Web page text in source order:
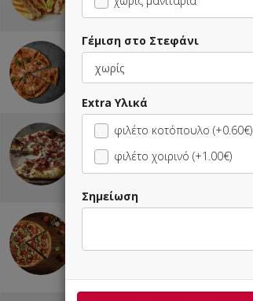
2 Πίτσες Γίγας
επιλογής + 1 Coca-
Cola 1.5lt επιλογής
2 Πίτσες Γίγας
Αναψυκτικό 1.5lt
επιλογής
επιλογής + 1
επιλογής ΔΩΡΟ
Γέμιση στο Στεφάνι
Extra Υλικά
φιλέτο κοτόπουλο (+0.60€)
φιλέτο χοιρινό (+1.00€)
Σημείωση